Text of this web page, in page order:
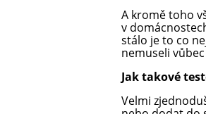
A kromě toho
v
stálo je to co
nemuseli
Jak takové
Velmi